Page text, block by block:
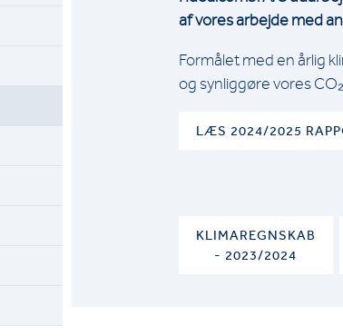
af vores arbejde med
Formålet med en årlig
og synliggøre vores
LÆS 2024/2025
KLIMAREGNSKAB
- 2023/2024